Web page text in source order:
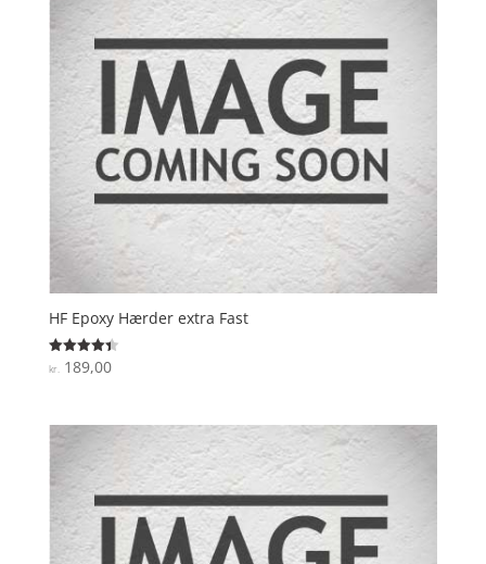
HF Epoxy Hærder extra Fast
Vurderet
4.4
kr.189,00